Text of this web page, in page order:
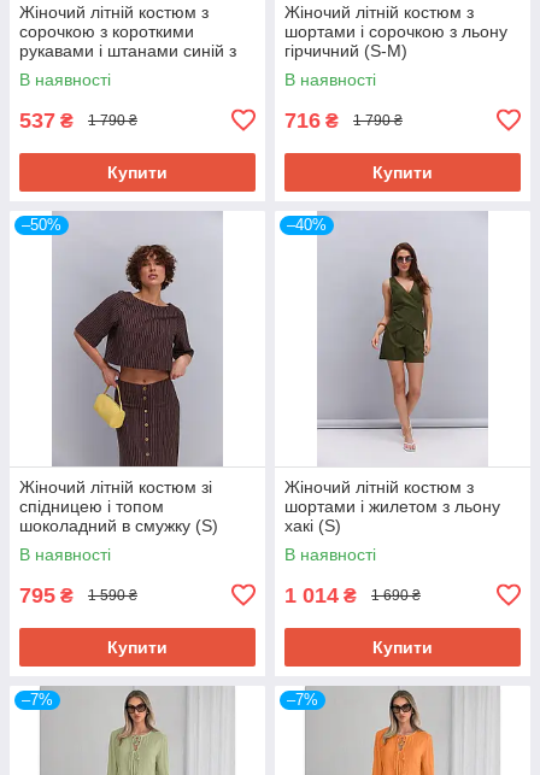
Жіночий літній костюм з
сорочкою з короткими
рукавами і штанами синій з
абстракцією (S-M)
В наявності
537 ₴ 1 790 ₴
Купити
Жіночий літній костюм з
шортами і сорочкою з льону
гірчичний (S-M)
В наявності
716 ₴ 1 790 ₴
Купити
–50%
Жіночий літній костюм зі
спідницею і топом
шоколадний в смужку (S)
В наявності
795 ₴ 1 590 ₴
Купити
–40%
Жіночий літній костюм з
шортами і жилетом з льону
хакі (S)
В наявності
1 014 ₴ 1 690 ₴
Купити
–7% –7%